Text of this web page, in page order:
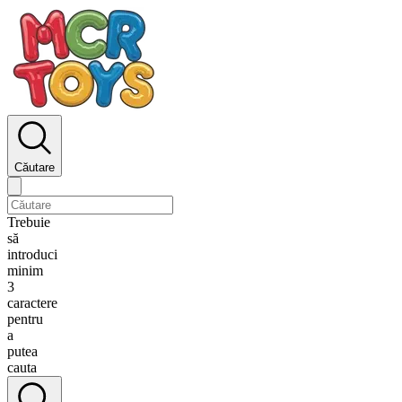
Căutare
Trebuie
să
introduci
minim
3
caractere
pentru
a
putea
cauta